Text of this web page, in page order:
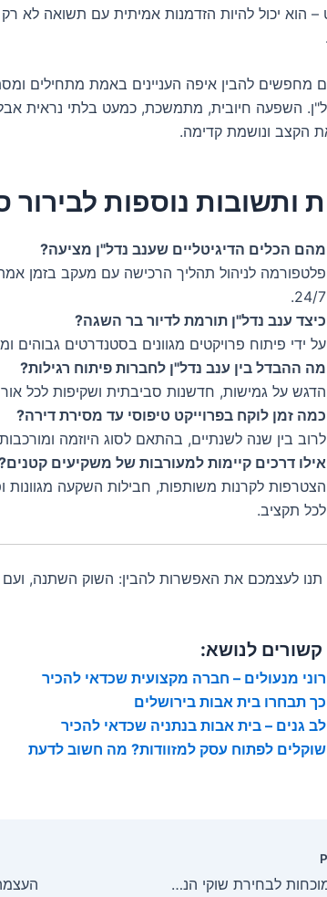
– הוא יכול להיות הזדמנות אמיתית עם תשואה לא
מחפשים להבין איפה העניינים באמת מתחילים
השפעה חיובית, מתמשכת, כמעט בלתי נראית
הקצב ונושמת קדימה.
ותשובות נוספות לבירור
מהם הכלים הדיגיטליים שענב נדל"ן מציעה?
פלטפורמה לניהול תהליך הרכישה עם מעקב בזמן
24/7.
כיצד ענב נדל"ן תורמת לדיור בר השגה?
על ידי פיתוח פרויקטים מגוונים בסטנדרטים גבוהים
מה ההבדל בין ענב נדל"ן לחברות פיתוח רגילות?
הדגש על גמישות, חדשנות סביבתית ושקיפות לכל
כמה זמן לוקח בפרוייקט טיפוסי עד מסירת דירה?
לרוב בין שנה לשנתיים, בהתאם לסוג היוזמה
אילו דרכים קיימות למעורבות של משקיעים
הצטרפות לקרנות משותפות, חבילות השקעה מגוונות
לכל תקציב.
תנו לעצמכם את האפשרות להבין: השוק השתנה,
קשורים לנושא:
רוני מנעולים – חברה מקצועית שכדאי להכיר
כך תבחרו בית אבות בירושלים
לב גנים – בית אבות בנתניה שכדאי להכיר
שוקלים לפתוח עסק למזוודות? מה חשוב לדעת
אסטרטגיות מוכחות לבחירת שוקי הנדל"ן החמים ביותר להשקעה בינלאומית